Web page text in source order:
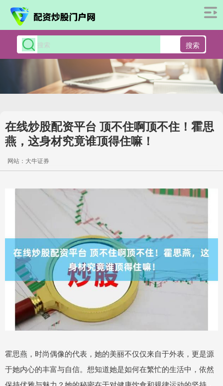
搜索
在线炒股配资平台 顶不住啊顶不住！霍思
燕，这身材究竟谁顶得住嘛！
网站：大牛证券
霍思燕，时尚偶像的代表，她的美丽不仅仅来自于外表，更是源
于她内心的丰富与自信。想知道她是如何在繁忙的生活中，依然